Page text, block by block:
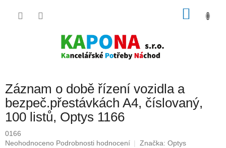
Záznam o době řízení vozidla a
bezpeč.přestávkách A4, číslovaný,
100 listů, Optys 1166
0166
Průměrné
Neohodnoceno Podrobnosti hodnocení Značka: Optys